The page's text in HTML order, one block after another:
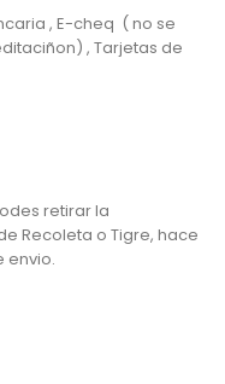
, E-cheq ( no se
, Tarjetas de
retirar la
Recoleta o Tigre, hace
envio.